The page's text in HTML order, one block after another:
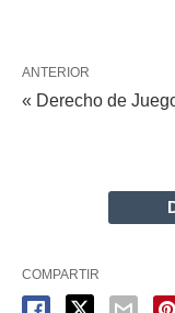
ANTERIOR
« Derecho de
COMPARTIR